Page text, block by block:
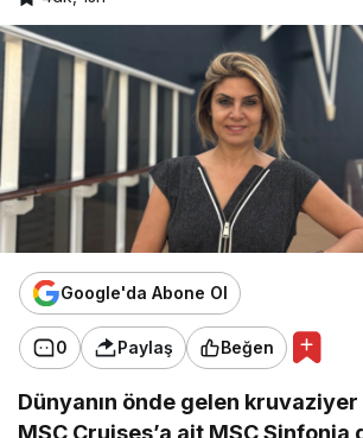
Google'da Abone Ol
0 Paylaş Beğen
Dünyanın önde gelen
MSC Cruises’a ait MSCSinfonia